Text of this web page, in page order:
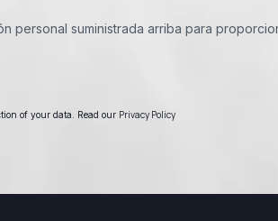
personal suministrada arriba para
of your data. Read our Privacy Policy